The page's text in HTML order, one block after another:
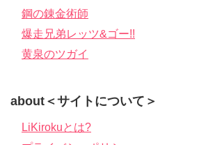
鋼の錬金術師
爆走兄弟レッツ&ゴー!!
黄泉のツガイ
about＜サイトについて＞
LiKirokuとは?